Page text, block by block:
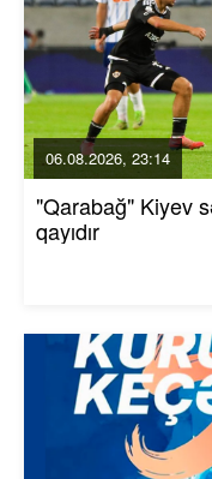
06.08.2026, 23:14
"Qarabağ" Kiyev
qayıdır